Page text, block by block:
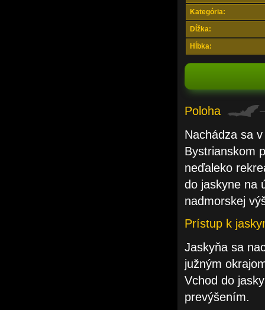
Kategória:
Dĺžka:
Hĺbka:
Poloha
Nachádza sa
Bystrianskom
neďaleko
do jaskyne na
nadmorskej
Prístup k
Jaskyňa sa
južným
Vchod do
prevýšením.